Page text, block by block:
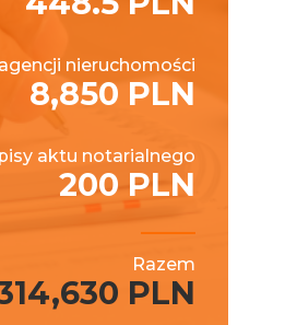
nieruchomości
8,850 PLN
aktu notarialnego
200 PLN
Razem
PLN